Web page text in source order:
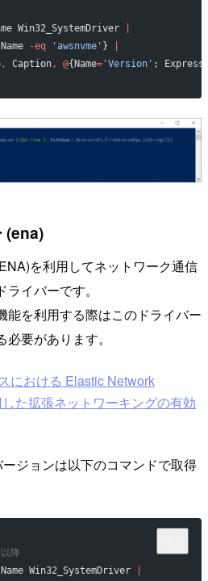
Win32_SystemDriver
-eq 'awsnvme' }
, Caption, @{Name='Version' ;
(ena)
を利用してネットワーク通信
イバーです。
能を利用する際はこのドライバー
要があります。
における Elastic Network
た拡張ネットワーキングの有効
ジョンは以下のコマンドで取得
降
Win32_SystemDriver